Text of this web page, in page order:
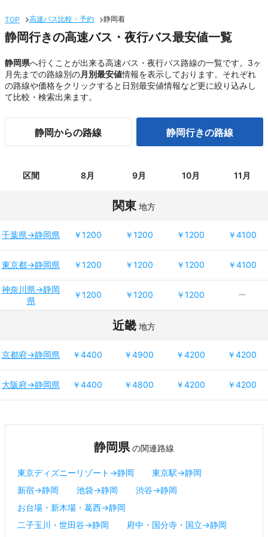
TOP 高速バス比較・予約 静岡着
静岡行きの高速バス・夜行バス最安値一覧
静岡県へ行くことが出来る高速バス・夜行バス路線の一覧です。3ヶ
月先までの路線別の月別最安値情報を表示しております。それぞれ
の路線や価格をクリックすると日別最安値情報など更に絞り込みし
て比較・検索出来ます。
静岡からの路線 静岡行きの路線
区間 8月 9月 10月 11月
関東 地方
千葉県→静岡県 ￥1200 ￥1200 ￥1200 ￥4100
東京都→静岡県 ￥1200 ￥1200 ￥1200 ￥4100
神奈川県→静岡
県
￥1200 ￥1200 ￥1200 ー
近畿 地方
京都府→静岡県 ￥4400 ￥4900 ￥4200 ￥4200
大阪府→静岡県 ￥4400 ￥4800 ￥4200 ￥4200
静岡県 の関連路線
東京ディズニーリゾート→静岡
東京駅→静岡
新宿→静岡
池袋→静岡
渋谷→静岡
お台場・新木場・葛西→静岡
二子玉川・世田谷→静岡
府中・国分寺・国立→静岡